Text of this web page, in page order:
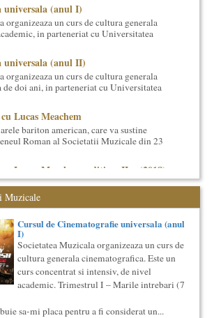
universala (anul I)
organizeaza un curs de cultura generala
in parteneriat cu Universitatea
universala (anul II)
organizeaza un curs de cultura generala
de doi ani, in parteneriat cu Universitatea
Lucas Meachem
bariton american, care va sustine
Roman al Societatii Muzicale din 23
Lucas Meachem, editia a II-a (2018)
bariton american, revenit in Romania
editia a III-a a concertului The
generala (anul II)
un curs de Filosofie
cu durata de doi ani (4 semestre),
universala (anul I)
organizeaza un curs de cultura generala
un curs concentrat si intensiv, de nivel
Muzicale
Cursul de Cinematografie universala (anul
I)
Societatea Muzicala organizeaza un curs de
cultura generala cinematografica. Este un
curs concentrat si intensiv, de nivel
academic. Trimestrul I – Marile intrebari (7
sa-mi placa pentru a fi considerat un...